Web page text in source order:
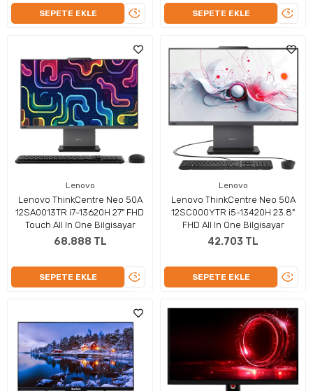
SEPETE EKLE
ÜRÜNÜ
SEPETE EKLE
Lenovo
Lenovo ThinkCentre Neo 50A
12SA0013TR i7-13620H 27" FHD
Touch All In One Bilgisayar
68.888 TL
SEPETE EKLE
ÜRÜNÜ
Lenovo
Lenovo ThinkCentre Neo 50A
12SC000YTR i5-13420H 23.8"
FHD All In One Bilgisayar
42.703 TL
SEPETE EKLE